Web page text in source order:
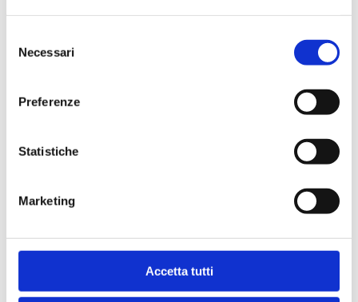
delNecessari
Preferenze
Statistiche
Marketing
Accetta tutti
Indice
Ti potrebbe interessare anche
Bancaria